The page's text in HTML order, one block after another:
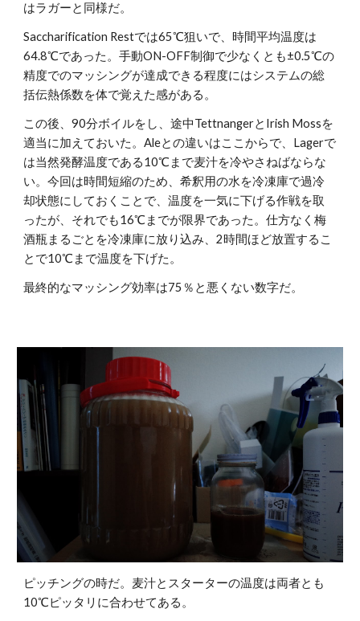
はラガーと同様だ。
Saccharification Restでは65℃狙いで、時間平均温度は
64.8℃であった。手動ON-OFF制御で少なくとも±0.5℃の
精度でのマッシングが達成できる程度にはシステムの総
括伝熱係数を体で覚えた感がある。
この後、90分ボイルをし、途中TettnangerとIrish Mossを
適当に加えておいた。Aleとの違いはここからで、Lagerで
は当然発酵温度である10℃まで麦汁を冷やさねばならな
い。今回は時間短縮のため、希釈用の水を冷凍庫で過冷
却状態にしておくことで、温度を一気に下げる作戦を取
ったが、それでも16℃までが限界であった。仕方なく梅
酒瓶まるごとを冷凍庫に放り込み、2時間ほど放置するこ
とで10℃まで温度を下げた。
最終的なマッシング効率は75％と悪くない数字だ。
ピッチングの時だ。麦汁とスターターの温度は両者とも
10℃ピッタリに合わせてある。